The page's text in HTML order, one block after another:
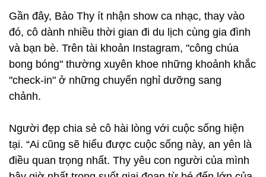
Gần đây, Bảo Thy ít nhận show ca nhạc, thay vào
đó, cô dành nhiều thời gian đi du lịch cùng gia đình
và bạn bè. Trên tài khoản Instagram, "công chúa
bong bóng" thường xuyên khoe những khoảnh khắc
"check-in" ở những chuyến nghỉ dưỡng sang
chảnh.
Người đẹp chia sẻ cô hài lòng với cuộc sống hiện
tại. “Ai cũng sẽ hiểu được cuộc sống này, an yên là
điều quan trọng nhất. Thy yêu con người của mình